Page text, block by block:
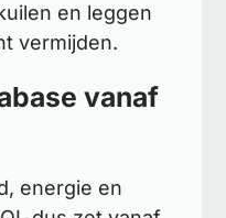
en leggen
vermijden.
vanaf
energie en